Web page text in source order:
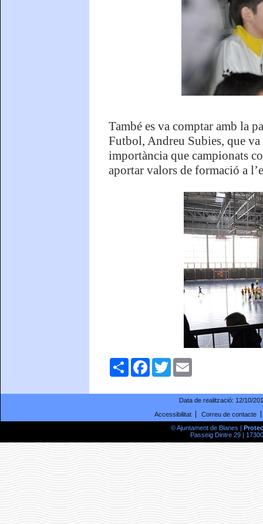
També es va comptar amb la
Futbol, Andreu Subies, que
importància que campionats
aportar valors de formació a
ComparteixFacebookTwitter
Data de realització: 12/10/
Accessibilitat
Correu de contacte
© Ajuntament de Blanes |
Passeig Dintre 29 |